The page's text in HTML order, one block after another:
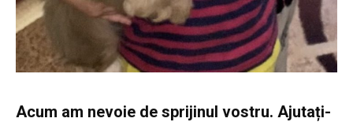
Acum am nevoie de sprijinul vostru. Ajutați-